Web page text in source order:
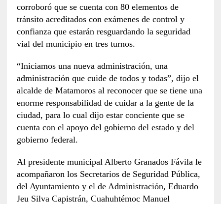
corroboró que se cuenta con 80 elementos de
tránsito acreditados con exámenes de control y
confianza que estarán resguardando la seguridad
vial del municipio en tres turnos.
“Iniciamos una nueva administración, una
administración que cuide de todos y todas”, dijo el
alcalde de Matamoros al reconocer que se tiene una
enorme responsabilidad de cuidar a la gente de la
ciudad, para lo cual dijo estar conciente que se
cuenta con el apoyo del gobierno del estado y del
gobierno federal.
Al presidente municipal Alberto Granados Fávila le
acompañaron los Secretarios de Seguridad Pública,
del Ayuntamiento y el de Administración, Eduardo
Jeu Silva Capistrán, Cuahuhtémoc Manuel